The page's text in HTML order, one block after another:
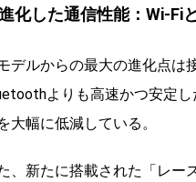
化した通信性能：Wi-Fi
デルからの最大の進化点は
よりも高速かつ安定
大幅に低減している。
、新たに搭載された「レー